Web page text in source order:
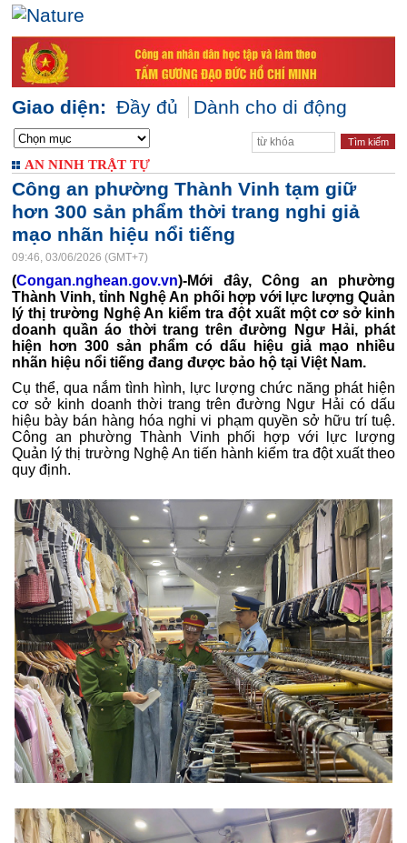
Giao diện: Đầy đủ Dành cho di động
AN NINH TRẬT TỰ
Công an phường Thành Vinh tạm giữ
hơn 300 sản phẩm thời trang nghi giả
mạo nhãn hiệu nổi tiếng
09:46, 03/06/2026 (GMT+7)
(Congan.nghean.gov.vn)-Mới đây, Công an phường
Thành Vinh, tỉnh Nghệ An phối hợp với lực lượng Quản
lý thị trường Nghệ An kiểm tra đột xuất một cơ sở kinh
doanh quần áo thời trang trên đường Ngư Hải, phát
hiện hơn 300 sản phẩm có dấu hiệu giả mạo nhiều
nhãn hiệu nổi tiếng đang được bảo hộ tại Việt Nam.
Cụ thể, qua nắm tình hình, lực lượng chức năng phát hiện
cơ sở kinh doanh thời trang trên đường Ngư Hải có dấu
hiệu bày bán hàng hóa nghi vi phạm quyền sở hữu trí tuệ.
Công an phường Thành Vinh phối hợp với lực lượng
Quản lý thị trường Nghệ An tiến hành kiểm tra đột xuất theo
quy định.